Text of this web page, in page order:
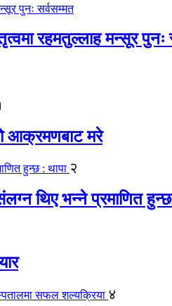
रहमतुल्लाह मन्सूर पुनः
आक्रमणबाट मरे
२
थिए भन्ने प्रमाणित
४